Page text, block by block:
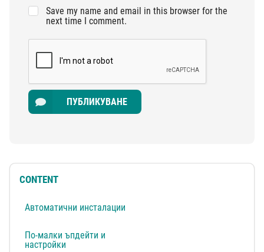
Save my name and email in this browser for the
next time I comment.
ПУБЛИКУВАНЕ
CONTENT
Автоматични инсталации
По-малки ъпдейти и
настройки